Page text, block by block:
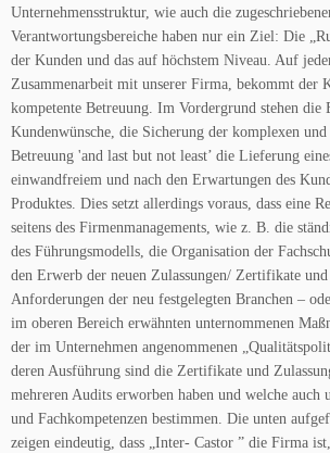
Unternehmensstruktur, wie auch die
Verantwortungsbereiche haben nur ein Ziel: Die
der Kunden und das auf höchstem Niveau. Auf
Zusammenarbeit mit unserer Firma, bekommt der
kompetente Betreuung. Im Vordergrund stehen
Kundenwünsche, die Sicherung der komplexen
Betreuung 'and last but not least’ die Lieferung
einwandfreiem und nach den Erwartungen des
Produktes. Dies setzt allerdings voraus, dass eine
seitens des Firmenmanagements, wie z. B. die
des Führungsmodells, die Organisation der
den Erwerb der neuen Zulassungen/ Zertifikate
Anforderungen der neu festgelegten Branchen –
im oberen Bereich erwähnten unternommenen
der im Unternehmen angenommenen
deren Ausführung sind die Zertifikate und
mehreren Audits erworben haben und welche auch
und Fachkompetenzen bestimmen. Die unten
zeigen eindeutig, dass „Inter- Castor ” die Firma